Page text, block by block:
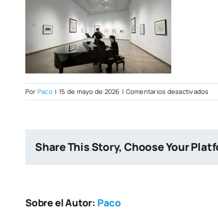
Por Paco | 15 de mayo de 2026 | Comentarios desactivadosen
Share This Story, Choose Your
Sobre el Autor: Paco